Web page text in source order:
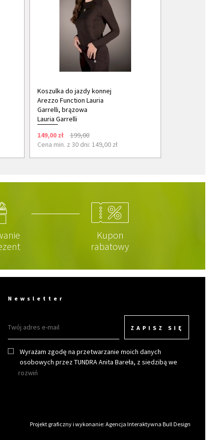
Koszulka do jazdy konnej
Arezzo Function Lauria
Garrelli, brązowa
Lauria Garrelli
149,00 zł
199,00
Cena min. z 30 dni: 149,00 zł
Kupon
rabatowy
Newsletter
ZAPISZ SIĘ
Wyrażam zgodę na przetwarzanie moich danych
osobowych przez TUNDRA Anita Bareła, z siedzibą we
Wrocławiu w celu otrzymywania newslettera.
rozwiń
Projekt graficzny i wykonanie: Agencja Interaktywna Bull Design